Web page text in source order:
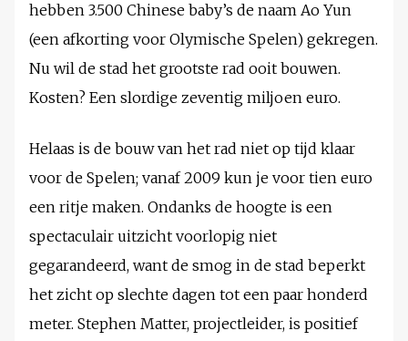
hebben 3.500 Chinese baby’s de naam Ao Yun
(een afkorting voor Olymische Spelen) gekregen.
Nu wil de stad het grootste rad ooit bouwen.
Kosten? Een slordige zeventig miljoen euro.
Helaas is de bouw van het rad niet op tijd klaar
voor de Spelen; vanaf 2009 kun je voor tien euro
een ritje maken. Ondanks de hoogte is een
spectaculair uitzicht voorlopig niet
gegarandeerd, want de smog in de stad beperkt
het zicht op slechte dagen tot een paar honderd
meter. Stephen Matter, projectleider, is positief